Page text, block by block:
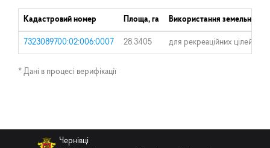
Кадастровий номер Площа, га Використання земельної
7323089700:02:006:0007 28.3405 для рекреаційних цілей
* Дані в процесі верифікації
Чернівці